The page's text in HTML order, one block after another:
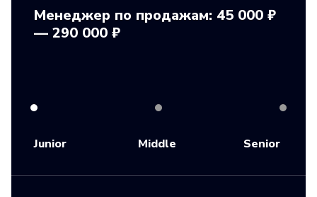
Менеджер по продажам: 45 000 ₽
— 290 000 ₽
Junior Middle Senior